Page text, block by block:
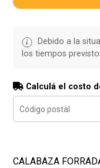
Debido a la
los tiempos
Calculá el costo
CALABAZA